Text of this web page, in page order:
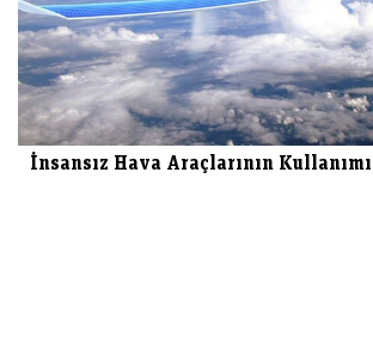
İnsansız Hava Araçlarının